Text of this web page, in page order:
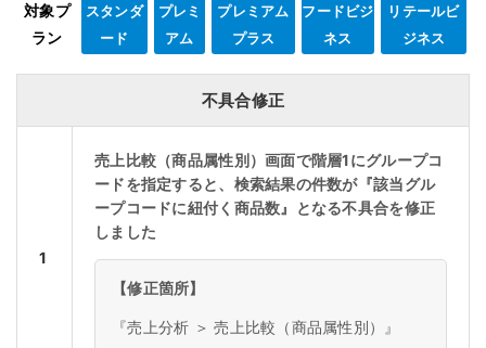
対象プ
ラン
スタンダ
ード
プレミ
アム
プレミアム
プラス
フードビジ
ネス
リテールビ
ジネス
不具合修正
1
売上比較（商品属性別）画面で階層1にグループコ
ードを指定すると、検索結果の件数が『該当グル
ープコードに紐付く商品数』となる不具合を修正
しました
【修正箇所】
『売上分析 ＞ 売上比較（商品属性別）』